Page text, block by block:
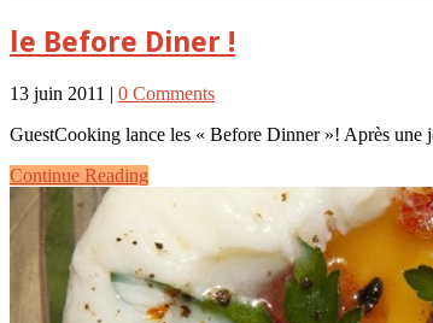
le Before Diner !
13 juin 2011 | 0 Comments
GuestCooking lance les « Before Dinner »! Après
Continue Reading